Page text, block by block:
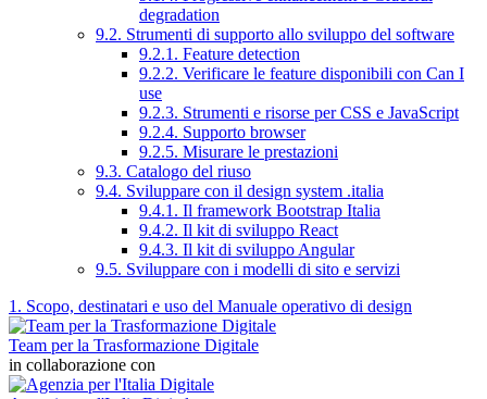
degradation
9.2. Strumenti di supporto allo sviluppo del software
9.2.1. Feature detection
9.2.2. Verificare le feature disponibili con Can I
use
9.2.3. Strumenti e risorse per CSS e JavaScript
9.2.4. Supporto browser
9.2.5. Misurare le prestazioni
9.3. Catalogo del riuso
9.4. Sviluppare con il design system .italia
9.4.1. Il framework Bootstrap Italia
9.4.2. Il kit di sviluppo React
9.4.3. Il kit di sviluppo Angular
9.5. Sviluppare con i modelli di sito e servizi
1. Scopo, destinatari e uso del Manuale operativo di design
Team per la Trasformazione Digitale
in collaborazione con